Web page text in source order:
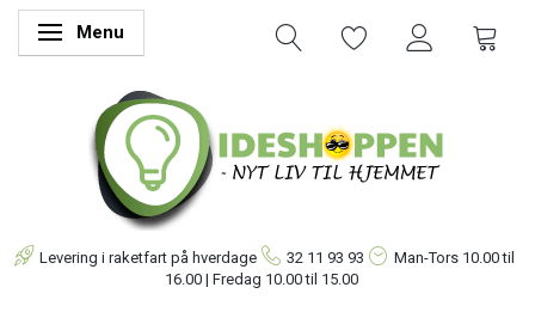
Skifte navigation
Menu
Levering i raketfart på hverdage 32 11 93 93 Man-Tors 10.00 til
16.00 | Fredag 10.00 til 15.00